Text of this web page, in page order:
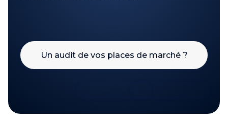
Un audit de vos places de marché ?